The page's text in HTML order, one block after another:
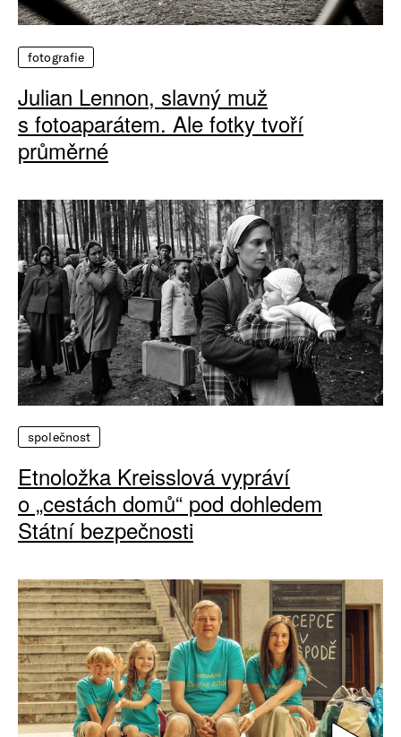
fotografie
Julian Lennon, slavný muž
s fotoaparátem. Ale fotky tvoří
průměrné
společnost
Etnoložka Kreisslová vypráví
o „cestách domů“ pod dohledem
Státní bezpečnosti